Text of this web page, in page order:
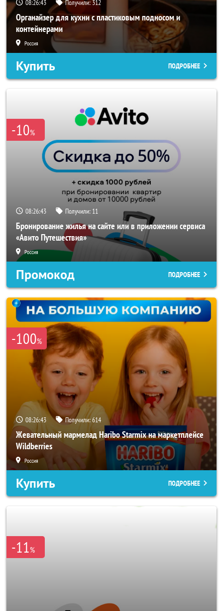
08:26:40 Получили: 312
Органайзер для кухни с пластиковым подносом и
контейнерами
Россия
Купить ПОДРОБНЕЕ
-10%
08:26:40 Получили: 11
Бронирование жилья на сайте или в приложении сервиса
«Авито Путешествия»
Россия
Промокод ПОДРОБНЕЕ
-100%
08:26:40 Получили:614
Жевательный мармелад Haribo Starmix на маркетплейсе
Wildberries
Россия
Купить ПОДРОБНЕЕ
-11%